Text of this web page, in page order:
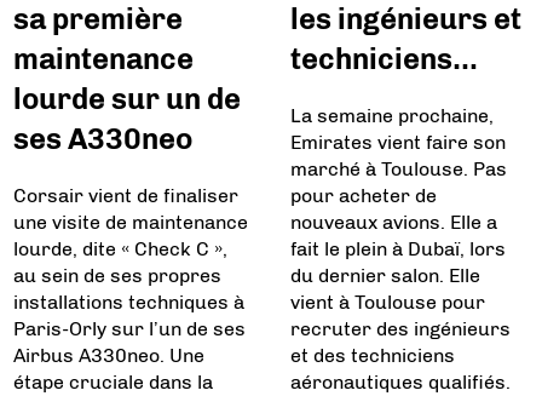
sa première
maintenance
lourde sur un de
ses A330neo
Corsair vient de finaliser
une visite de maintenance
lourde, dite « Check C »,
au sein de ses propres
installations techniques à
Paris-Orly sur l’un de ses
Airbus A330neo. Une
étape cruciale dans la
les ingénieurs et
techniciens…
La semaine prochaine,
Emirates vient faire son
marché à Toulouse. Pas
pour acheter de
nouveaux avions. Elle a
fait le plein à Dubaï, lors
du dernier salon. Elle
vient à Toulouse pour
recruter des ingénieurs
et des techniciens
aéronautiques qualifiés.